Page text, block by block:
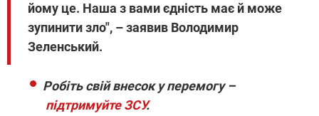
йому це. Наша з вами єдність має й може
зупинити зло", – заявив Володимир
Зеленський.
Робіть свій внесок у перемогу –
підтримуйте ЗСУ.